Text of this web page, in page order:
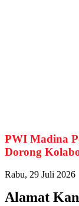
PWI Madina
Dorong
Rabu, 29 Juli 2026
Alamat